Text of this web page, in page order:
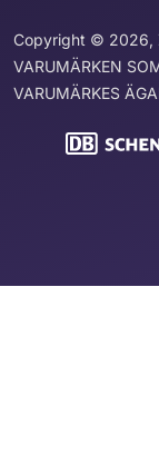
Copyright © 2026,
VARUMÄRKEN
VARUMÄRKES